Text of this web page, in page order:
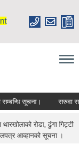
सूचना।
सरुवा
रोडा, ढुंगा गिट्टी
आव्हानको सूचना ।